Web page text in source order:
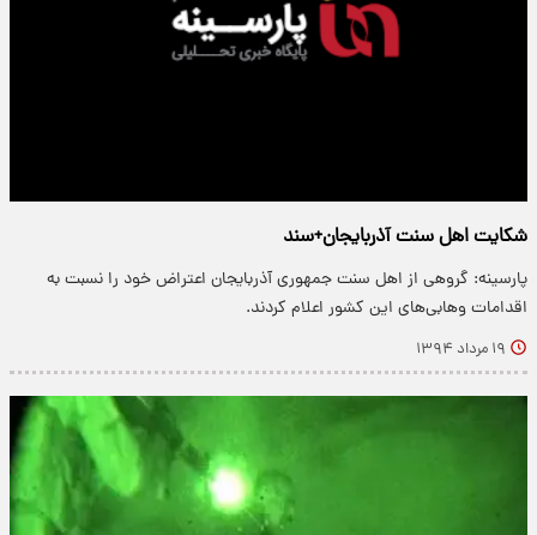
شکایت اهل سنت آذربایجان+سند
پارسینه: گروهی از اهل سنت جمهوری آذربایجان اعتراض خود را نسبت به
اقدامات وهابی‌های این کشور اعلام کردند.
۱۹ مرداد ۱۳۹۴